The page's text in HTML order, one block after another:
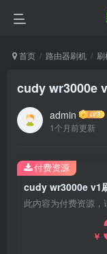
首页 路由器刷机
cudy wr3000e
admin
1个月前更新
cudy wr3000e v1
此内容为付费资源，
￥
付费资源